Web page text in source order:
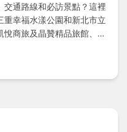
通路線和必訪景點？這裡
幸福水漾公園和新北市立
商旅及晶贊精品旅館、美